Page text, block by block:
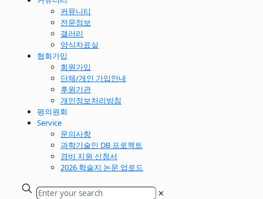
커뮤니티
전문정보
갤러리
양식자료실
협회가입
회원가입
단체/개인 가입안내
후원기관
개인정보처리방침
평의원회
Service
문의사항
과학기술인 DB 프로젝트
경비 지원 신청서
2026 학술지 논문 업로드
✕